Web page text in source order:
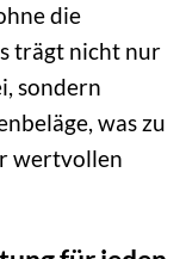
die
trägt nicht nur
sondern
was zu
wertvollen